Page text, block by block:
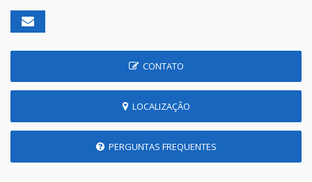
CONTATO
LOCALIZAÇÃO
PERGUNTAS FREQUENTES